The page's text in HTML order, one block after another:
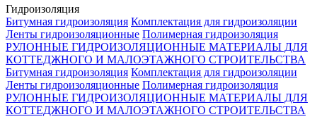
Гидроизоляция
Битумная гидроизоляция Комплектация для гидроизоляции
Ленты гидроизоляционные Полимерная гидроизоляция
РУЛОННЫЕ ГИДРОИЗОЛЯЦИОННЫЕ МАТЕРИАЛЫ ДЛЯ
КОТТЕДЖНОГО И МАЛОЭТАЖНОГО СТРОИТЕЛЬСТВА
Битумная гидроизоляция Комплектация для гидроизоляции
Ленты гидроизоляционные Полимерная гидроизоляция
РУЛОННЫЕ ГИДРОИЗОЛЯЦИОННЫЕ МАТЕРИАЛЫ ДЛЯ
КОТТЕДЖНОГО И МАЛОЭТАЖНОГО СТРОИТЕЛЬСТВА